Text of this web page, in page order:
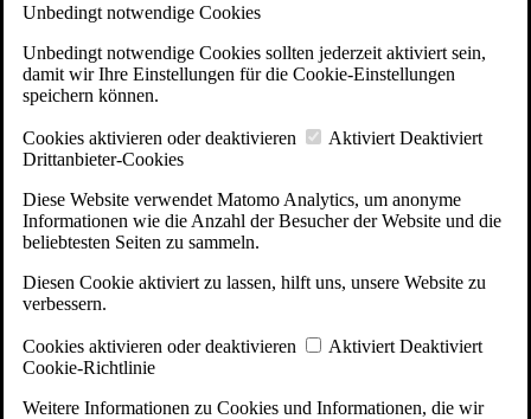
Unbedingt notwendige Cookies
Unbedingt notwendige Cookies sollten jederzeit aktiviert sein,
damit wir Ihre Einstellungen für die Cookie-Einstellungen
speichern können.
Cookies aktivieren oder deaktivieren Aktiviert Deaktiviert
Drittanbieter-Cookies
Diese Website verwendet Matomo Analytics, um anonyme
Informationen wie die Anzahl der Besucher der Website und die
beliebtesten Seiten zu sammeln.
Diesen Cookie aktiviert zu lassen, hilft uns, unsere Website zu
verbessern.
Cookies aktivieren oder deaktivieren Aktiviert Deaktiviert
Cookie-Richtlinie
Weitere Informationen zu Cookies und Informationen, die wir